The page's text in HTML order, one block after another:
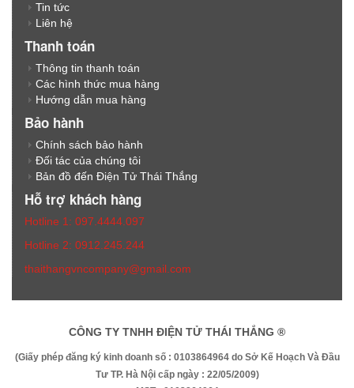
Tin tức
Liên hệ
Thanh toán
Thông tin thanh toán
Các hình thức mua hàng
Hướng dẫn mua hàng
Bảo hành
Chính sách bảo hành
Đối tác của chúng tôi
Bản đồ đến Điện Tử Thái Thắng
Hỗ trợ khách hàng
Hotline 1: 097.4444.097
Hotline 2: 0912.245.244
thaithangvncompany@gmail.com
CÔNG TY TNHH ĐIỆN TỬ THÁI THẮNG ®
(Giấy phép đăng ký kinh doanh số : 0103864964 do Sở Kế Hoạch Và Đầu
Tư TP. Hà Nội cấp ngày : 22/05/2009)